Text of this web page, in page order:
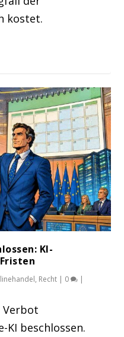
kostet.
KI-
, Recht | 0 |
Verbot
KI beschlossen.